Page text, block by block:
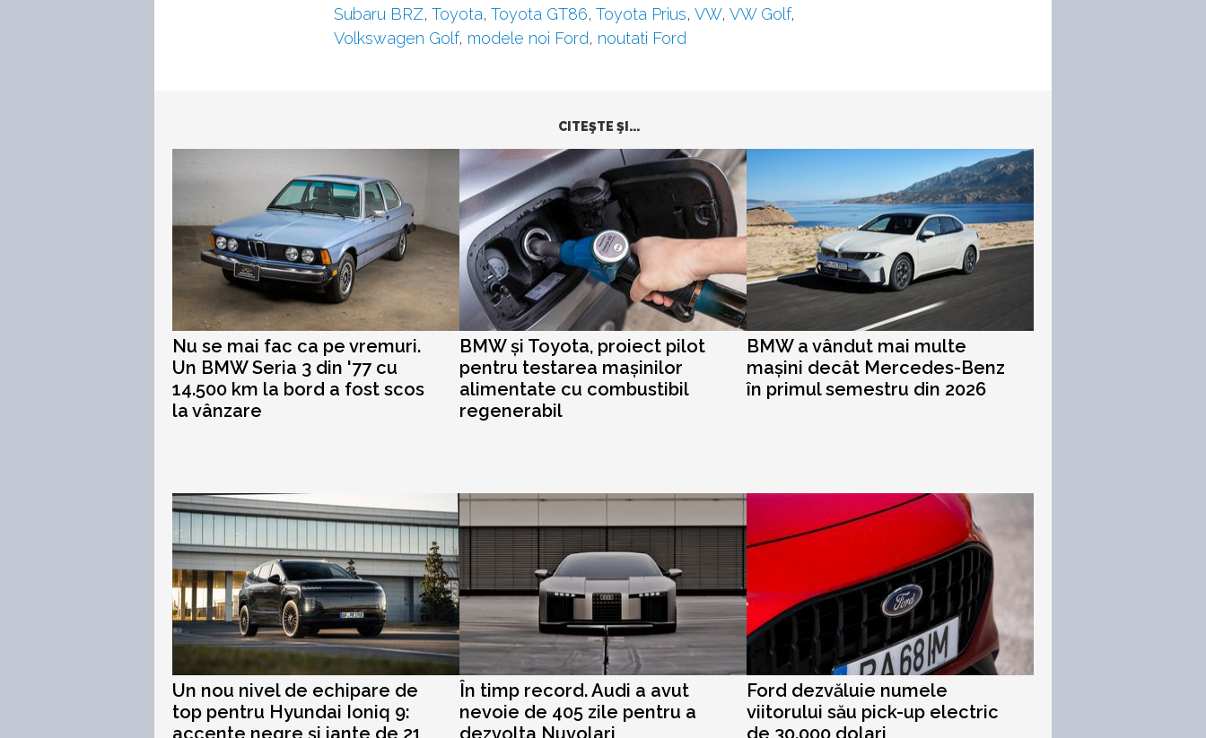
Subaru BRZ, Toyota, Toyota GT86, Toyota Prius, VW, VW Golf,
Volkswagen Golf, modele noi Ford, noutati Ford
CITEŞTE ŞI...
Nu se mai fac ca pe vremuri.
Un BMW Seria 3 din '77 cu
14.500 km la bord a fost scos
la vânzare
BMW și Toyota, proiect pilot
pentru testarea mașinilor
alimentate cu combustibil
regenerabil
BMW a vândut mai multe
mașini decât Mercedes-Benz
în primul semestru din 2026
Un nou nivel de echipare de
top pentru Hyundai Ioniq 9:
accente negre și jante de 21
În timp record. Audi a avut
nevoie de 405 zile pentru a
dezvolta Nuvolari
Ford dezvăluie numele
viitorului său pick-up electric
de 30.000 dolari